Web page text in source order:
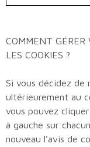
COMMENT GÉRER
LES COOKIES ?
Si vous décidez de
ultérieurement au
vous pouvez
à gauche sur
nouveau l’avis de